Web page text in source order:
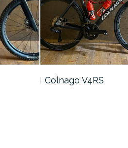
Colnago V4RS